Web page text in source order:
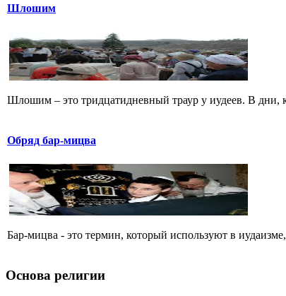
Шлошим
Шлошим – это тридцатидневный траур у иудеев. В
Обряд бар-мицва
Бар-мицва - это термин, который используют в
Основа религии